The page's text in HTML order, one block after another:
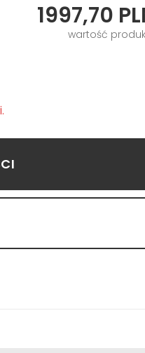
1997,70
wartość